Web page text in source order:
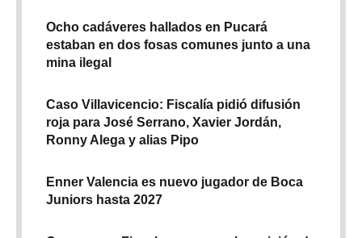
Ocho cadáveres hallados en Pucará
estaban en dos fosas comunes junto a una
mina ilegal
Caso Villavicencio: Fiscalía pidió difusión
roja para José Serrano, Xavier Jordán,
Ronny Alega y alias Pipo
Enner Valencia es nuevo jugador de Boca
Juniors hasta 2027